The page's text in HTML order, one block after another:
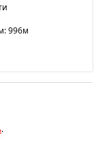
996м
.